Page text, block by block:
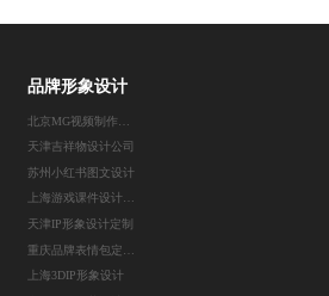
品牌形象设计
天津吉祥物设计公司
苏州小红书图文设计
上海游戏课件设计公司
天津IP形象设计定制
上海3DIP形象设计